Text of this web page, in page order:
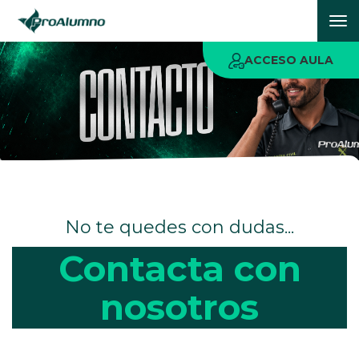
ACCESO AULA
No te quedes con dudas...
Contacta con
nosotros